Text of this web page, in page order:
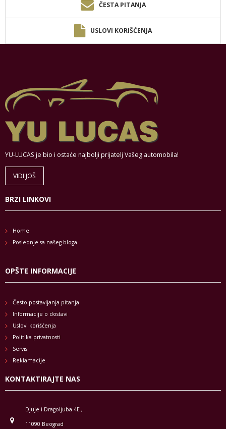
ČESTA PITANJA
USLOVI KORIŠĆENJA
YU-LUCAS je bio i ostaće najbolji prijatelj Vašeg automobila!
VIDI JOŠ
BRZI LINKOVI
Home
Poslednje sa našeg bloga
OPŠTE INFORMACIJE
Često postavljanja pitanja
Informacije o dostavi
Uslovi korišćenja
Politika privatnosti
Servisi
Reklamacije
KONTAKTIRAJTE NAS
Djuje i Dragoljuba 4E ,
11090 Beograd